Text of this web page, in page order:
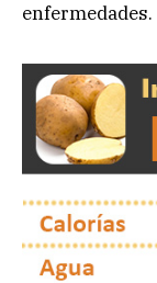
enfermedades.